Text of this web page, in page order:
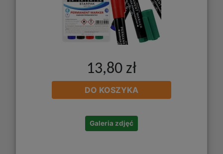
13,80 zł
DO KOSZYKA
Galeria zdjęć